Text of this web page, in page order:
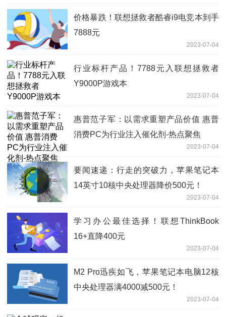
价格暴跌！联想拯救者酷睿i9电竞本到手
7888元
2023-07-04
行业标杆产品！7788元入联想拯救者
Y9000P游戏本
2023-07-04
惠普范子军：以需求重塑产品价值 惠普
消费PC为行业注入催化剂-热点聚焦
2023-07-04
要闻速递：行走的突破力，苹果笔记本
14英寸10核中央处理器降价500元！
2023-07-04
学习办公最佳选择！联想ThinkBook
16+直降400元
2023-07-04
M2 Pro迅疾如飞，苹果笔记本电脑12核
中央处理器满4000减500元！
2023-07-04